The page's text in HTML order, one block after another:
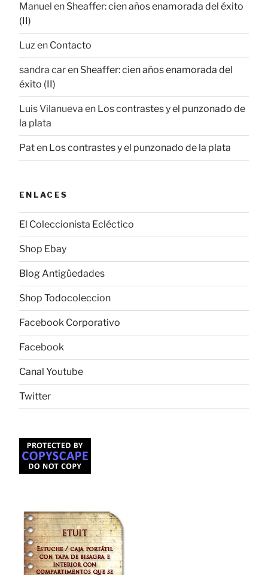
Manuel en Sheaffer: cien años enamorada del éxito
(II)
Luzen Contacto
sandra caren Sheaffer: cien años enamorada del
éxito (II)
Luis Vilanueva en Los contrastes y el punzonado de
la plata
Paten Los contrastes y el punzonado de la plata
ENLACES
El Coleccionista Ecléctico
Shop Ebay
Blog Antigüedades
Shop Todocoleccion
Facebook Corporativo
Facebook
Canal Youtube
Twitter